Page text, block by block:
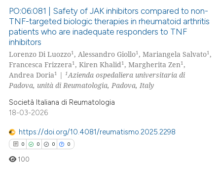
cited by providing the
of the citation, a
describing whether
mentions, or contrasts
claim, and a label
in which section the
was made.
Citing Publications
Mentioning
Contrasting
how this article has been
atscite.ai
shows how a scientific paper
PO:06:081 | Safety of JAK inhibitors compared to non-
TNF-targeted biologic therapies in rheumatoid arthritis
patients who are inadequate responders to TNF
inhibitors
Lorenzo Di Luozzo1 , Alessandro Giollo1 , Mariangela Salvato1 ,
Francesca Frizzera1 , Kiren Khalid1 , Margherita Zen1 ,
Andrea Doria1 |1Azienda ospedaliera universitaria di
Padova, unità di Reumatologia, Padova, Italy
Società Italiana di Reumatologia
18-03-2026
https://doi.org/10.4081/reumatismo.2025.2298
0 0 0 0
100